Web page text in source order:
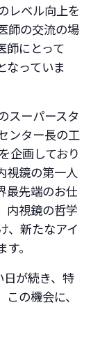
レベル向上を
師の交流の場
師にとって
なっていま
スーパースタ
ンター長の工
企画しており
視鏡の第一人
最先端のお仕
内視鏡の哲学
、新たなアイ
。
が続き、特
の機会に、